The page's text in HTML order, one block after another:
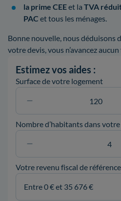
la prime CEEet la TVA
PAC et tous les ménages.
Bonne nouvelle, nous déduisons
votre devis, vous n’avancez
Estimez vos aides :
Surface de votre logement
Nombre d’habitants dans
Votre revenu fiscal de référence